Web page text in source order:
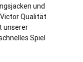
und
Qualität
unserer
Spiel